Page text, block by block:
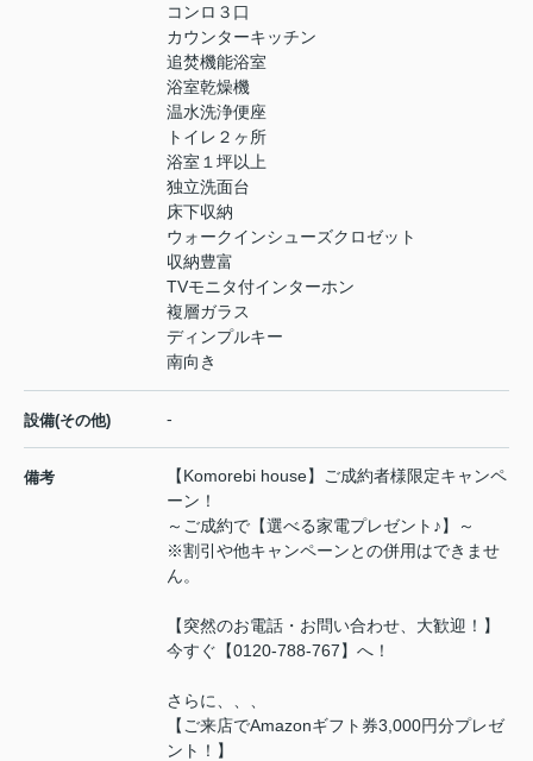
コンロ３口
カウンターキッチン
追焚機能浴室
浴室乾燥機
温水洗浄便座
トイレ２ヶ所
浴室１坪以上
独立洗面台
床下収納
ウォークインシューズクロゼット
収納豊富
TVモニタ付インターホン
複層ガラス
ディンプルキー
南向き
設備(その他) -
備考
【Komorebi house】ご成約者様限定キャンペ
ーン！
～ご成約で【選べる家電プレゼント♪】～
※割引や他キャンペーンとの併用はできませ
ん。
【突然のお電話・お問い合わせ、大歓迎！】
今すぐ【0120-788-767】へ！
さらに、、、
【ご来店でAmazonギフト券3,000円分プレゼ
ント！】